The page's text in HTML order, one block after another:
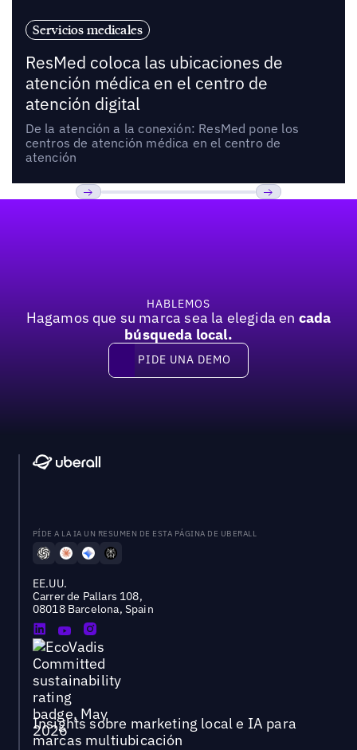
Servicios medicales
ResMed coloca las ubicaciones de
atención médica en el centro de
atención digital
De la atención a la conexión: ResMed pone los
centros de atención médica en el centro de
atención
HABLEMOS
Hagamos que su marca sea la elegida en cada
búsqueda local.
Pide una demo
PIDE UNA DEMO
PÍDE A LA IA UN RESUMEN DE ESTA PÁGINA DE UBERALL
EE.UU.
Carrer de Pallars 108,
08018 Barcelona, Spain
Insights sobre marketing local e IA para
marcas multiubicación